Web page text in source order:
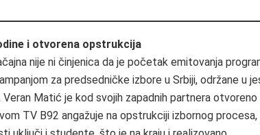
i otvorena opstrukcija
nije ni činjenica da je početak emitovanja
za predsedničke izbore u Srbiji, održane u
Matić je kod svojih zapadnih partnera
TV B92 angažuje na opstrukciji izbornog procesa,